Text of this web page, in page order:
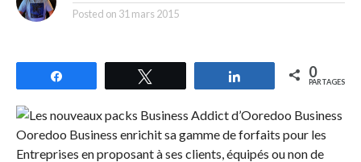
Posted on 31 mars 2015
Partagez 0
PARTAGES
Ooredoo Business enrichit sa gamme de forfaits pour les
Entreprises en proposant à ses clients, équipés ou non de